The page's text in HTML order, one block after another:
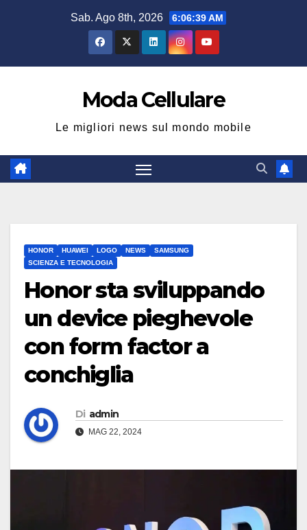
Sab. Ago 8th, 2026 6:06:40 AM
Moda Cellulare
Le migliori news sul mondo mobile
HONOR HUAWEI LOGO NEWS
SAMSUNG
SCIENZA E TECNOLOGIA
Honor sta sviluppando
un device pieghevole
con form factor a
conchiglia
Di admin
MAG 22, 2024